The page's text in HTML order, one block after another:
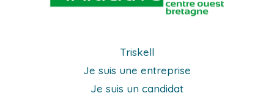
Triskell
Je suis une entreprise
Je suis un candidat